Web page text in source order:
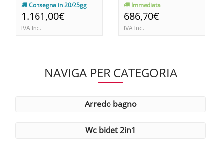
Consegna in 20/25gg
1.161,00€
IVA Inc.
Immediata
686,70€
IVA Inc.
NAVIGA PER CATEGORIA
arredo bagno
wc bidet 2in1